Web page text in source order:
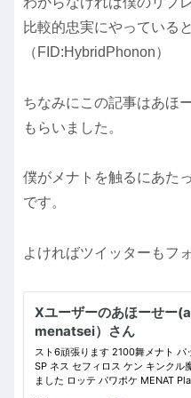
比較的忠実にやっている
（FID:HybridPhonon）
ちなみにこの記事はあほ
もらいました。
僕がメナトを触るにあた
です。
よければツイッターもフ